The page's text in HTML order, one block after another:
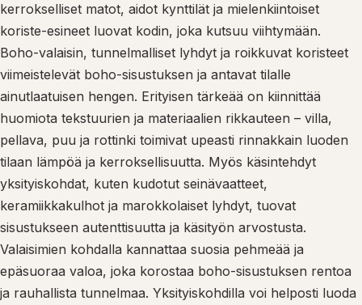
kerrokselliset matot, aidot kynttilät ja mielenkiintoiset
koriste-esineet luovat kodin, joka kutsuu viihtymään.
Boho-valaisin, tunnelmalliset lyhdyt ja roikkuvat koristeet
viimeistelevät boho-sisustuksen ja antavat tilalle
ainutlaatuisen hengen. Erityisen tärkeää on kiinnittää
huomiota tekstuurien ja materiaalien rikkauteen – villa,
pellava, puu ja rottinki toimivat upeasti rinnakkain luoden
tilaan lämpöä ja kerroksellisuutta. Myös käsintehdyt
yksityiskohdat, kuten kudotut seinävaatteet,
keramiikkakulhot ja marokkolaiset lyhdyt, tuovat
sisustukseen autenttisuutta ja käsityön arvostusta.
Valaisimien kohdalla kannattaa suosia pehmeää ja
epäsuoraa valoa, joka korostaa boho-sisustuksen rentoa
ja rauhallista tunnelmaa. Yksityiskohdilla voi helposti luoda